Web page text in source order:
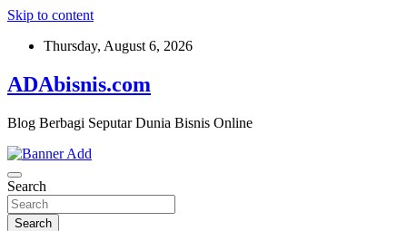
Skip to content
Thursday, August 6, 2026
ADAbisnis.com
Blog Berbagi Seputar Dunia Bisnis Online
Search
Search